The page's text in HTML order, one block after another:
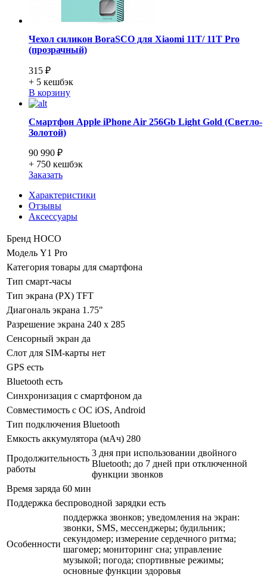
Чехол силикон BoraSCO для Xiaomi 11T/ 11T Pro
(прозрачный)
315 ₽
+ 5 кешбэк
В корзину
Смартфон Apple iPhone Air 256Gb Light Gold (Светло-
Золотой)
90 990 ₽
+ 750 кешбэк
Заказать
Характеристики
Отзывы
Аксессуары
Бренд HOCO
Модель Y1 Pro
Категория товары для смартфона
Тип смарт-часы
Тип экрана (PX) TFT
Диагональ экрана 1.75"
Разрешение экрана 240 х 285
Сенсорный экран да
Слот для SIM-карты нет
GPS есть
Bluetooth есть
Синхронизация с смартфоном да
Совместимость с ОС iOS, Android
Тип подключения Bluetooth
Емкость аккумулятора (мАч) 280
Продолжительность
работы
3 дня при использовании двойного
Bluetooth; до 7 дней при отключенной
функции звонков
Время заряда 60 мин
Поддержка беспроводной зарядки есть
Особенности
поддержка звонков; уведомления на экран:
звонки, SMS, мессенджеры; будильник;
секундомер; измерение сердечного ритма;
шагомер; мониторинг сна; управление
музыкой; погода; спортивные режимы;
основные функции здоровья